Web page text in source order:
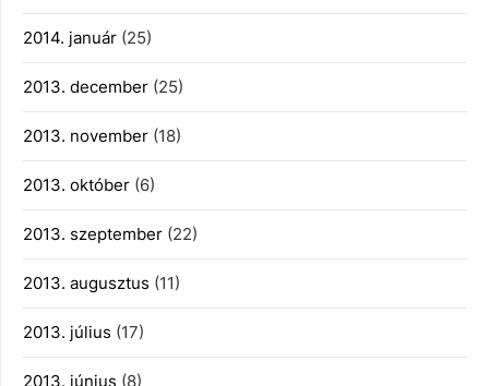
2014. január (25)
2013. december (25)
2013. november (18)
2013. október (6)
2013. szeptember (22)
2013. augusztus (11)
2013. július (17)
2013. június (8)